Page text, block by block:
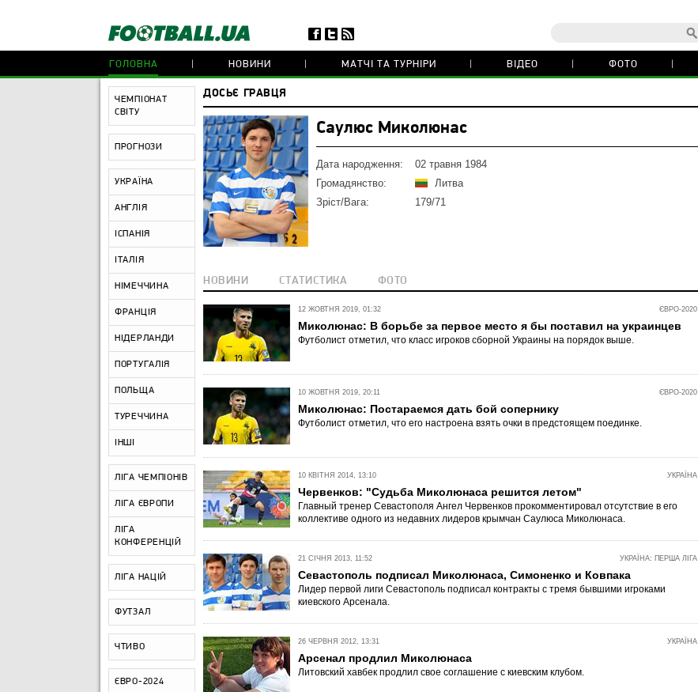
ГОЛОВНА НОВИНИ МАТЧІ ТА ТУРНІРИ ВІДЕО ФОТО
ЧЕМПІОНАТ
СВІТУ
ПРОГНОЗИ
УКРАЇНА
АНГЛІЯ
ІСПАНІЯ
ІТАЛІЯ
НІМЕЧЧИНА
ФРАНЦІЯ
НІДЕРЛАНДИ
ПОРТУГАЛІЯ
ПОЛЬЩА
ТУРЕЧЧИНА
ІНШІ
ЛІГА ЧЕМПІОНІВ
ЛІГА ЄВРОПИ
ЛІГА
КОНФЕРЕНЦІЙ
ЛІГА НАЦІЙ
ФУТЗАЛ
ЧТИВО
ЄВРО-2024
ДОСЬЄ ГРАВЦЯ
Саулюс Миколюнас
Дата народження:
02 травня 1984
Громадянство:
Литва
Зріст/Вага:
179/71
НОВИНИ СТАТИСТИКА ФОТО
ЄВРО-2020
12 ЖОВТНЯ 2019, 01:32
Миколюнас: В борьбе за первое место я бы поставил на украинцев
Футболист отметил, что класс игроков сборной Украины на порядок выше.
ЄВРО-2020
10 ЖОВТНЯ 2019, 20:11
Миколюнас: Постараемся дать бой сопернику
Футболист отметил, что его настроена взять очки в предстоящем поединке.
УКРАЇНА
10 КВІТНЯ 2014, 13:10
Червенков: "Судьба Миколюнаса решится летом"
Главный тренер Севастополя Ангел Червенков прокомментировал отсутствие в его
коллективе одного из недавних лидеров крымчан Саулюса Миколюнаса.
УКРАЇНА: ПЕРША ЛІГА
21 СІЧНЯ 2013, 11:52
Севастополь подписал Миколюнаса, Симоненко и Ковпака
Лидер первой лиги Севастополь подписал контракты с тремя бывшими игроками
киевского Арсенала.
УКРАЇНА
26 ЧЕРВНЯ 2012, 13:31
Арсенал продлил Миколюнаса
Литовский хавбек продлил свое соглашение с киевским клубом.